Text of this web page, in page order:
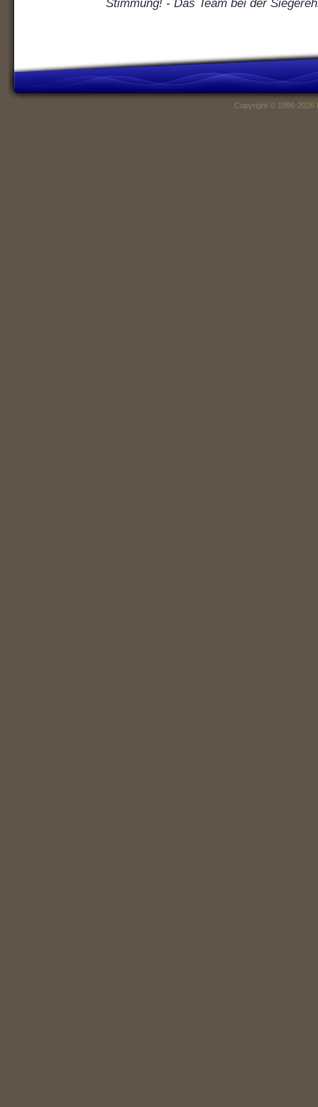
Stimmung! - Das Team bei der
Copyright © 1996-2026